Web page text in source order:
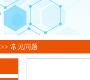
>> 常见问题